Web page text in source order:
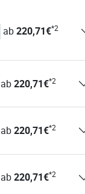
ab220,71€*2
ab220,71€*2
ab220,71€*2
ab220,71€*2